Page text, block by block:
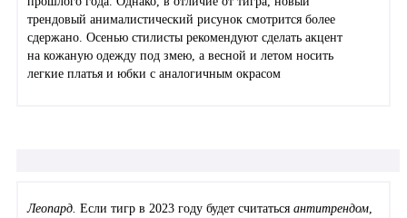
трендовый анималистический рисунок смотрится более
сдержано. Осенью стилисты рекомендуют сделать акцент
на кожаную одежду под змею, а весной и летом носить
легкие платья и юбки с аналогичным окрасом
Леопард. Если тигр в 2023 году будет считаться антитрендом